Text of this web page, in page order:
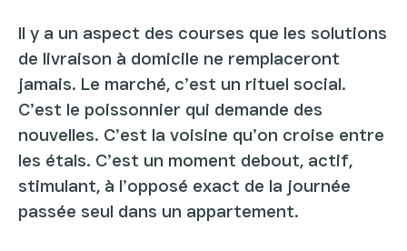
Il y a un aspect des courses que les solutions
de livraison à domicile ne remplaceront
jamais. Le marché, c’est un rituel social.
C’est le poissonnier qui demande des
nouvelles. C’est la voisine qu’on croise entre
les étals. C’est un moment debout, actif,
stimulant, à l’opposé exact de la journée
passée seul dans un appartement.